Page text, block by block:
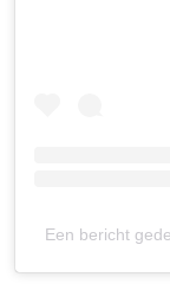
Een bericht